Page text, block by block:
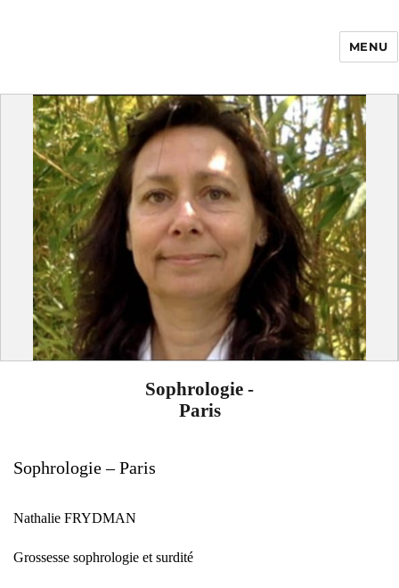
Enfance Made in
France
MENU
Sophrologie -
Paris
Sophrologie – Paris
Nathalie FRYDMAN
Grossesse sophrologie et surdité